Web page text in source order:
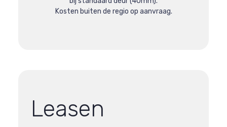
Kosten buiten de regio op aanvraag.
Leasen